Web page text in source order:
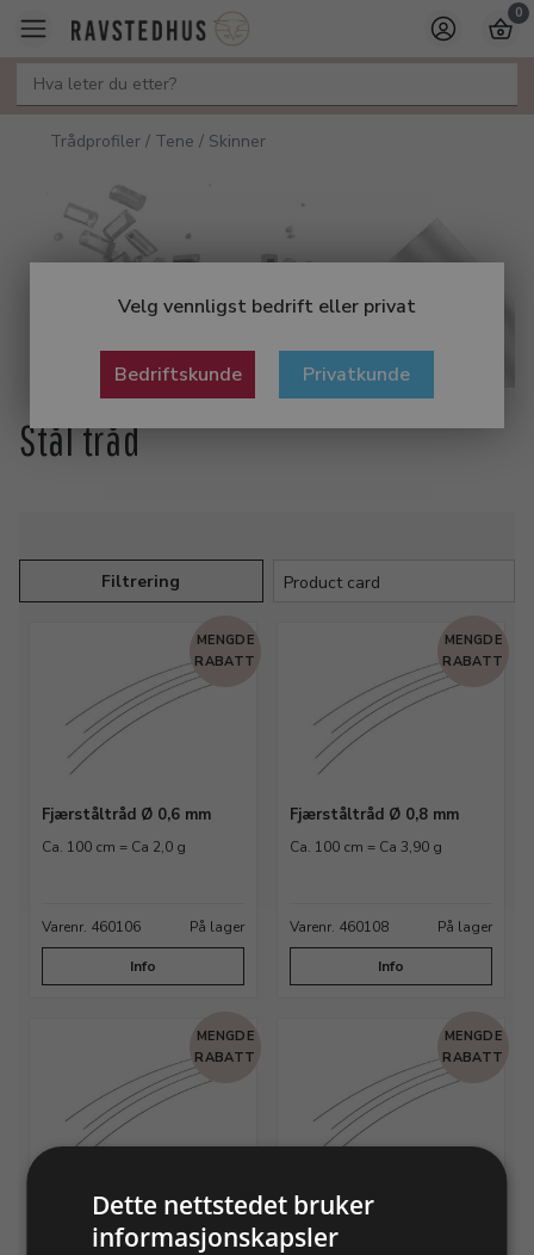
Velg vennligst bedrift eller privat
Bedriftskunde Privatkunde
0
Trådprofiler / Tene / Skinner
Stål tråd
Filtrering
MENGDE
RABATT
Fjærståltråd Ø 0,6 mm
Ca. 100 cm = Ca 2,0 g
Varenr. 460106 På lager
Info
MENGDE
RABATT
Fjærståltråd Ø 0,8 mm
Ca. 100 cm = Ca 3,90 g
Varenr. 460108 På lager
Info
MENGDE
RABATT
Fjærståltråd med Ø 1,0
MENGDE
RABATT
Fjærståltråd Ø 2,0 mm
Ca. 100 cm = Ca 24,8 g
Dette nettstedet bruker
informasjonskapsler